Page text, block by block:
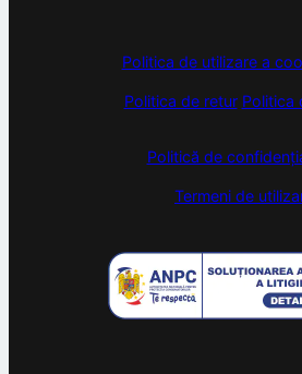
Politica de utilizare a
Politica de retur Politica
Politică de
Termeni de